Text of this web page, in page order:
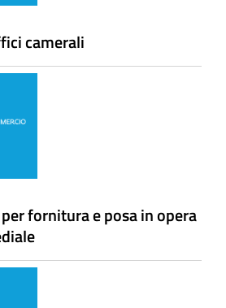
camerali
fornitura e posa in opera